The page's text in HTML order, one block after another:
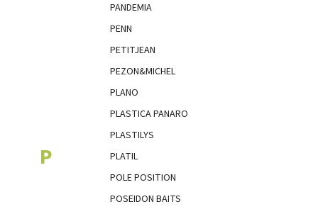
P
PANDEMIA
PENN
PETITJEAN
PEZON&MICHEL
PLANO
PLASTICA PANARO
PLASTILYS
PLATIL
POLE POSITION
POSEIDON BAITS